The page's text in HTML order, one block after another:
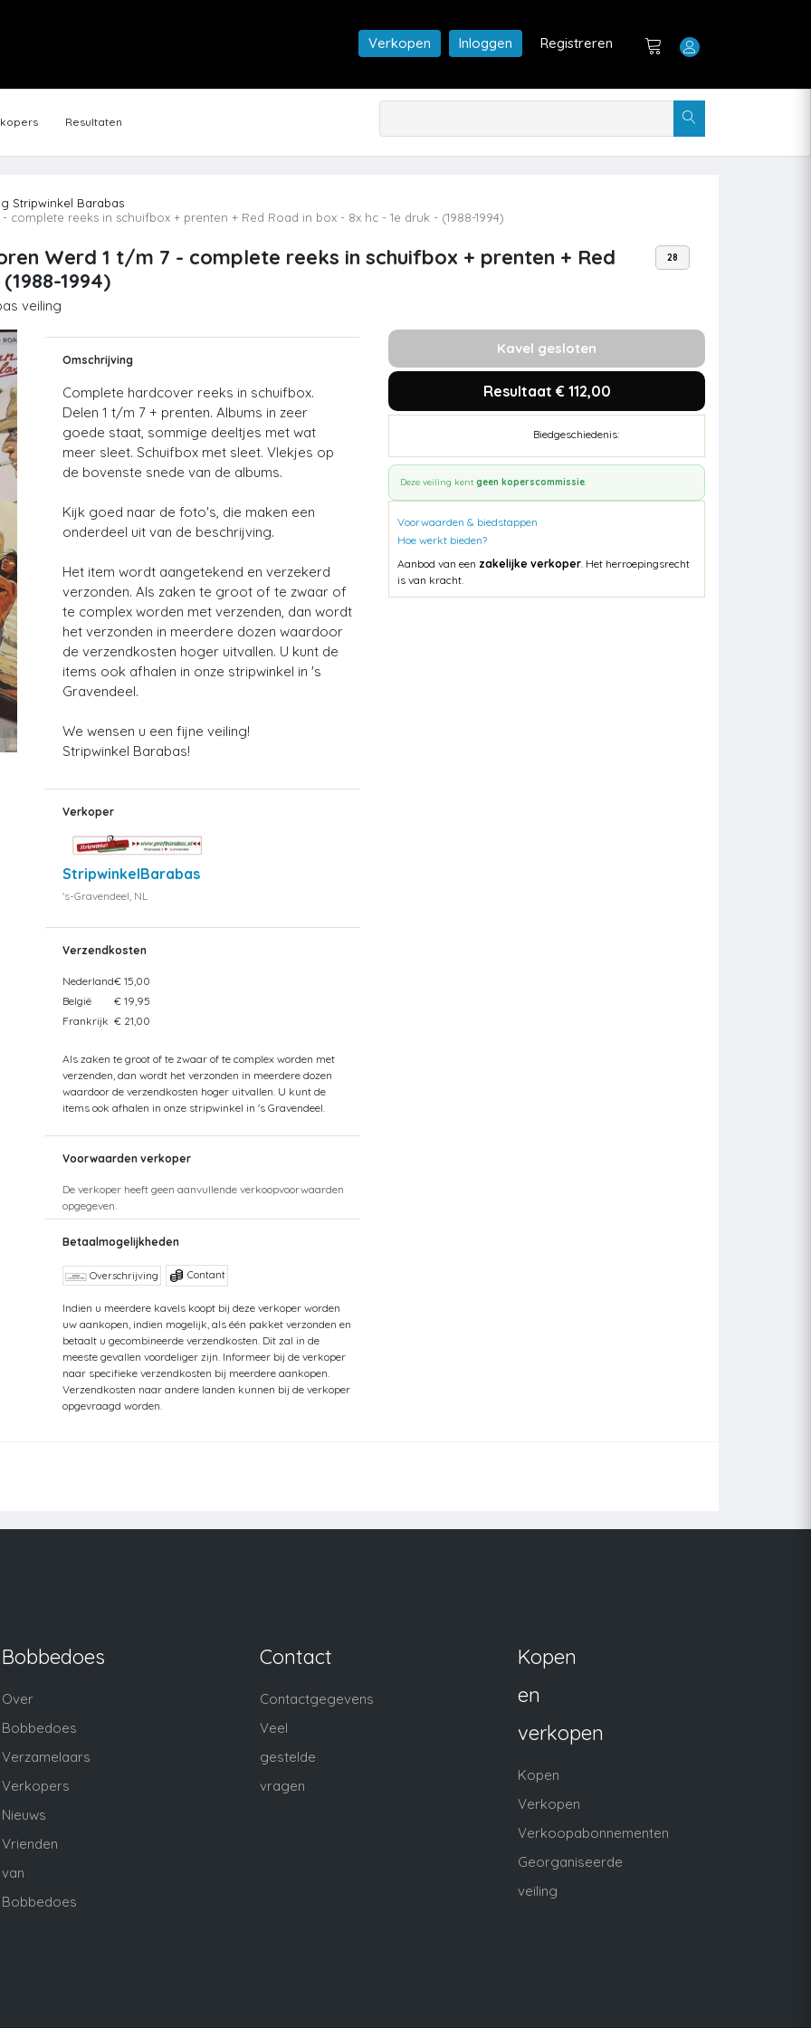
Verkopen Inloggen Registreren
Resultaten
Stripwinkel Barabas
reeks in schuifbox + prenten + Red Road in box - 8x hc - 1e druk - (1988-1994)
Werd 1 t/m 7 - complete reeks in schuifbox + prenten + Red
1994)
veiling
28
Omschrijving
Complete hardcover reeks in schuifbox.
Delen 1 t/m 7 + prenten. Albums in zeer
goede staat, sommige deeltjes met wat
meer sleet. Schuifbox met sleet. Vlekjes op
de bovenste snede van de albums.
Kijk goed naar de foto's, die maken een
onderdeel uit van de beschrijving.
Het item wordt aangetekend en verzekerd
verzonden. Als zaken te groot of te zwaar of
te complex worden met verzenden, dan wordt
het verzonden in meerdere dozen waardoor
de verzendkosten hoger uitvallen. U kunt de
items ook afhalen in onze stripwinkel in 's
Gravendeel.
We wensen u een fijne veiling!
Stripwinkel Barabas!
Verkoper
StripwinkelBarabas
's-Gravendeel, NL
Verzendkosten
Nederland€ 15,00
België
€ 19,95
Frankrijk € 21,00
Als zaken te groot of te zwaar of te complex worden met
verzenden, dan wordt het verzonden in meerdere dozen
waardoor de verzendkosten hoger uitvallen. U kunt de
items ook afhalen in onze stripwinkel in 's Gravendeel.
Voorwaarden verkoper
De verkoper heeft geen aanvullende verkoopvoorwaarden
opgegeven.
Betaalmogelijkheden
Overschrijving Contant
Indien u meerdere kavels koopt bij deze verkoper worden
uw aankopen, indien mogelijk, als één pakket verzonden en
betaalt u gecombineerde verzendkosten. Dit zal in de
meeste gevallen voordeliger zijn. Informeer bij de verkoper
naar specifieke verzendkosten bij meerdere aankopen.
Verzendkosten naar andere landen kunnen bij de verkoper
opgevraagd worden.
Kavel gesloten
Resultaat € 112,00
Biedgeschiedenis:
Deze veiling kent geen koperscommissie.
Voorwaarden & biedstappen
Hoe werkt bieden?
Aanbod van een zakelijke verkoper. Het herroepingsrecht
is van kracht.
Bobbedoes
Over
Bobbedoes
Verzamelaars
Verkopers
Nieuws
Vrienden
van
Bobbedoes
Contact
Contactgegevens
Veel
gestelde
vragen
Kopen
en
verkopen
Kopen
Verkopen
Verkoopabonnementen
Georganiseerde
veiling